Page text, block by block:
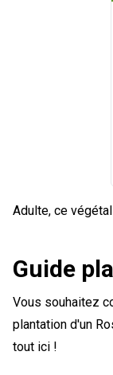
Adulte, ce
Guide
Vous souhaitez
plantation d'un
tout ici !